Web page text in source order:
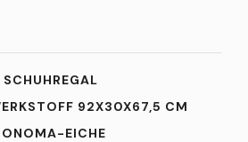
92X30X67,5 CM
EICHE